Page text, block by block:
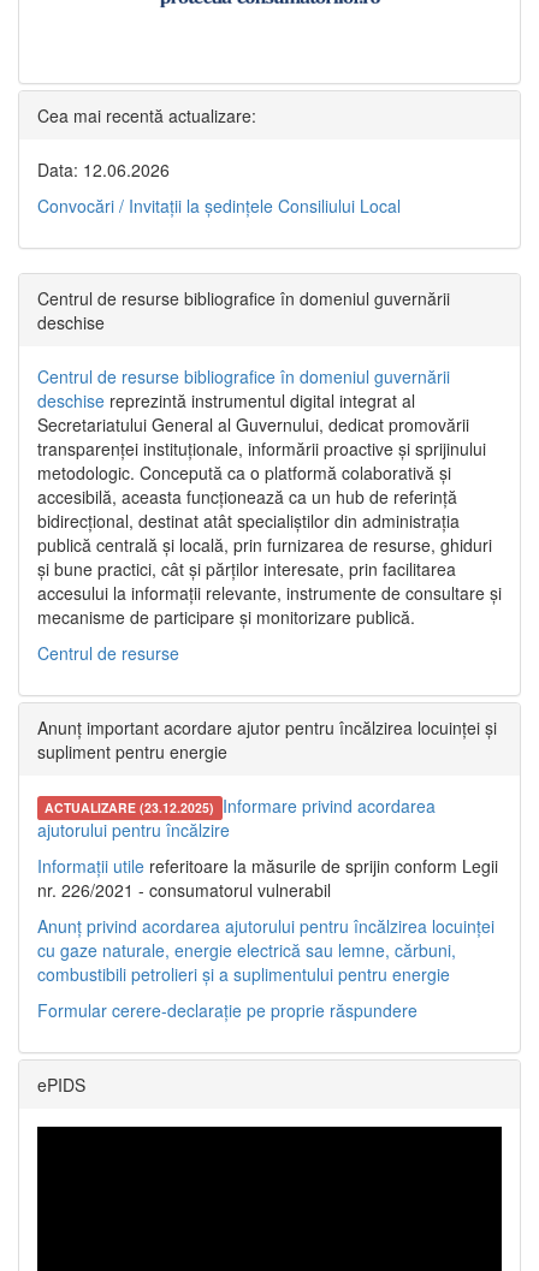
Cea mai recentă actualizare:
Data: 12.06.2026
Convocări / Invitaţii la şedinţele Consiliului Local
Centrul de resurse bibliografice în domeniul guvernării
deschise
Centrul de resurse bibliografice în domeniul guvernării
deschise reprezintă instrumentul digital integrat al
Secretariatului General al Guvernului, dedicat promovării
transparenței instituționale, informării proactive și sprijinului
metodologic. Concepută ca o platformă colaborativă și
accesibilă, aceasta funcționează ca un hub de referință
bidirecțional, destinat atât specialiștilor din administrația
publică centrală și locală, prin furnizarea de resurse, ghiduri
și bune practici, cât și părților interesate, prin facilitarea
accesului la informații relevante, instrumente de consultare și
mecanisme de participare și monitorizare publică.
Centrul de resurse
Anunț important acordare ajutor pentru încălzirea locuinței și
supliment pentru energie
ACTUALIZARE (23.12.2025) Informare privind acordarea
ajutorului pentru încălzire
Informații utile referitoare la măsurile de sprijin conform Legii
nr. 226/2021 - consumatorul vulnerabil
Anunț privind acordarea ajutorului pentru încălzirea locuinței
cu gaze naturale, energie electrică sau lemne, cărbuni,
combustibili petrolieri și a suplimentului pentru energie
Formular cerere-declarație pe proprie răspundere
ePIDS